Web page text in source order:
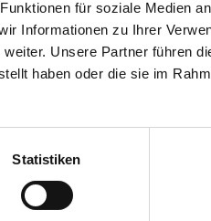
für soziale Medien
Informationen zu Ihrer
Unsere Partner führen
haben oder die sie im
Statistiken